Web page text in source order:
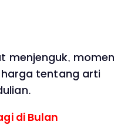
menjenguk, momen
tentang arti
di Bulan